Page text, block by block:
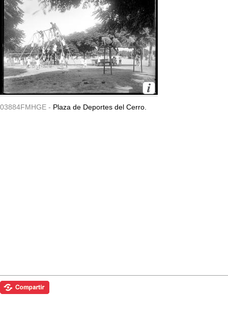
03884FMHGE - Plaza de Deportes del Cerro.